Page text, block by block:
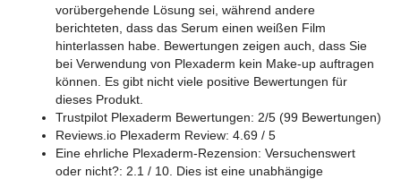
vorübergehende Lösung sei, während andere
berichteten, dass das Serum einen weißen Film
hinterlassen habe. Bewertungen zeigen auch, dass Sie
bei Verwendung von Plexaderm kein Make-up auftragen
können. Es gibt nicht viele positive Bewertungen für
dieses Produkt.
Trustpilot Plexaderm Bewertungen: 2/5 (99 Bewertungen)
Reviews.io Plexaderm Review: 4.69 / 5
Eine ehrliche Plexaderm-Rezension: Versuchenswert
oder nicht?: 2.1 / 10. Dies ist eine unabhängige